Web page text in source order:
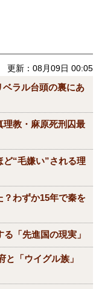
更新：08月09日 00:05
ラル台頭の裏にあ
教・麻原死刑囚最
ど“毛嫌い”される理
？わずか15年で秦を
「先進国の現実」
「ウイグル族」